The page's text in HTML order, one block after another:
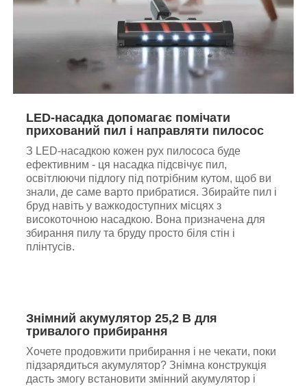
LED-насадка допомагає помічати
прихований пил і направляти пилосос
З LED-насадкою кожен рух пилососа буде
ефективним - ця насадка підсвічує пил,
освітлюючи підлогу під потрібним кутом, щоб ви
знали, де саме варто прибратися. Збирайте пил і
бруд навіть у важкодоступних місцях з
високоточною насадкою. Вона призначена для
збирання пилу та бруду просто біля стін і
плінтусів.
Знімний акумулятор 25,2 В для
тривалого прибирання
Хочете продовжити прибирання і не чекати, поки
підзарядиться акумулятор? Знімна конструкція
дасть змогу встановити змінний акумулятор і